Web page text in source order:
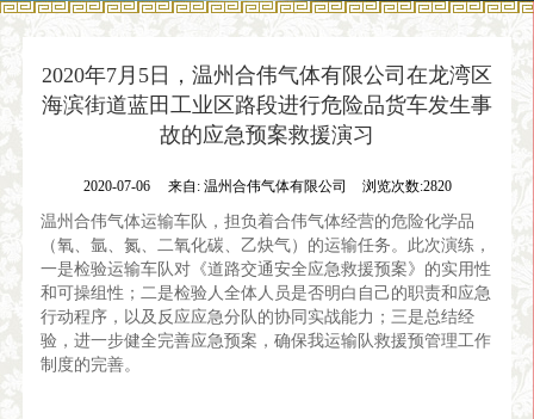
2020年7月5日，温州合伟气体有限公司在龙湾区
海滨街道蓝田工业区路段进行危险品货车发生事
故的应急预案救援演习
2020-07-06 来自: 温州合伟气体有限公司 浏览次数:2820
温州合伟气体运输车队，担负着合伟气体经营的危险化学品
（氧、氩、氮、二氧化碳、乙炔气）的运输任务。此次演练，
一是检验运输车队对《道路交通安全应急救援预案》的实用性
和可操组性；二是检验人全体人员是否明白自己的职责和应急
行动程序，以及反应应急分队的协同实战能力；三是总结经
验，进一步健全完善应急预案，确保我运输队救援预管理工作
制度的完善。